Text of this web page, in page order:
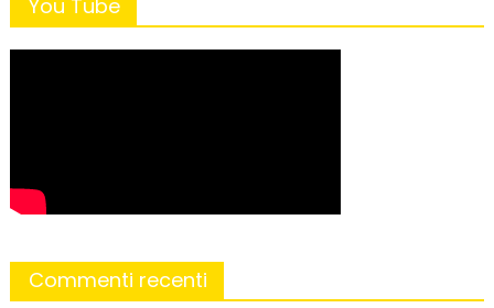
You Tube
Commenti recenti